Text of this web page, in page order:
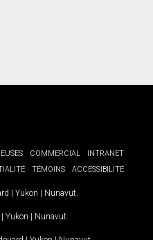
COMMERCIAL
INTRANET
TÉMOINS ACCESSIBILITÉ
| Yukon | Nunavut
| Yukon | Nunavut